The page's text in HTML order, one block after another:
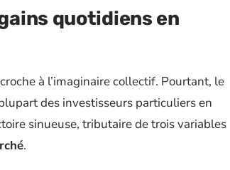
quotidiens en
à l’imaginaire collectif. Pourtant, le
des investisseurs particuliers en
sinueuse, tributaire de trois variables
.